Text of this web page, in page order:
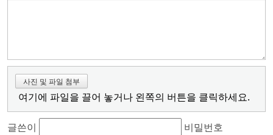
사진 및 파일 첨부
여기에 파일을 끌어 놓거나 왼쪽의 버튼을 클릭하세요.
글쓴이
비밀번호